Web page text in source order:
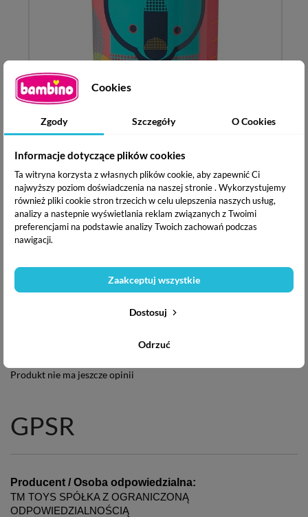
TOMMEE TIPPEE Kubek Niekapek
EasiFlow 360° 250 ml 12m+
Kubek EasiFlow przeznaczony jest do nauki samodzielnego
picia. Nie posiada słomki ani ustnika, ale chroni przed
rozlaniem płynu.Kubeczek ma idealny kształt, dopasowany
do małych rączek pozwalając na pewne trzymanie kubeczka.
Komentarze(0)
Produkt nie ma jeszcze opinii
GPSR
Producent / Osoba odpowiedzialna:
TM TOYS SPÓŁKA Z OGRANICZONĄ
ODPOWIEDZIALNOŚCIĄ
Cookies
Zgody Szczegóły O Cookies
Informacje dotyczące plików cookies
Ta witryna korzysta z własnych plików cookie, aby zapewnić Ci
najwyższy poziom doświadczenia na naszej stronie . Wykorzystujemy
również pliki cookie stron trzecich w celu ulepszenia naszych usług,
analizy a nastepnie wyświetlania reklam związanych z Twoimi
preferencjami na podstawie analizy Twoich zachowań podczas
nawigacji.
Odrzuć
Dostosuj
Zaakceptuj wszystkie